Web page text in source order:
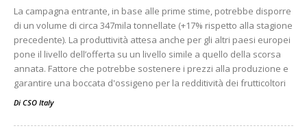
La campagna entrante, in base alle prime stime, potrebbe disporre
di un volume di circa 347mila tonnellate (+17% rispetto alla stagione
precedente). La produttività attesa anche per gli altri paesi europei
pone il livello dell’offerta su un livello simile a quello della scorsa
annata. Fattore che potrebbe sostenere i prezzi alla produzione e
garantire una boccata d'ossigeno per la redditività dei frutticoltori
Di CSO Italy